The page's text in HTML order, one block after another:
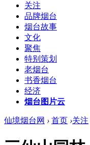
关注
品牌烟台
烟台故事
文化
聚焦
特别策划
老烟台
书香烟台
经济
烟台图片云
仙境烟台网 › 首页 ›关注